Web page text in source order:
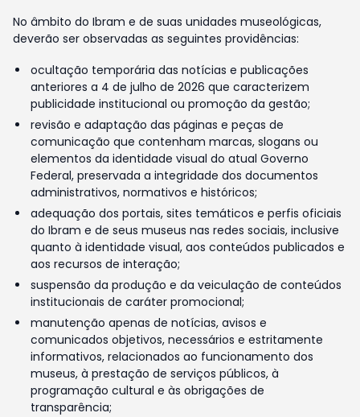
No âmbito do Ibram e de suas unidades museológicas,
deverão ser observadas as seguintes providências:
ocultação temporária das notícias e publicações
anteriores a 4 de julho de 2026 que caracterizem
publicidade institucional ou promoção da gestão;
revisão e adaptação das páginas e peças de
comunicação que contenham marcas, slogans ou
elementos da identidade visual do atual Governo
Federal, preservada a integridade dos documentos
administrativos, normativos e históricos;
adequação dos portais, sites temáticos e perfis oficiais
do Ibram e de seus museus nas redes sociais, inclusive
quanto à identidade visual, aos conteúdos publicados e
aos recursos de interação;
suspensão da produção e da veiculação de conteúdos
institucionais de caráter promocional;
manutenção apenas de notícias, avisos e
comunicados objetivos, necessários e estritamente
informativos, relacionados ao funcionamento dos
museus, à prestação de serviços públicos, à
programação cultural e às obrigações de
transparência;